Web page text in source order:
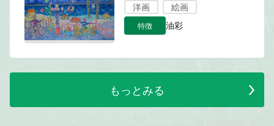
洋画
絵画
特徴 油彩
もっとみる